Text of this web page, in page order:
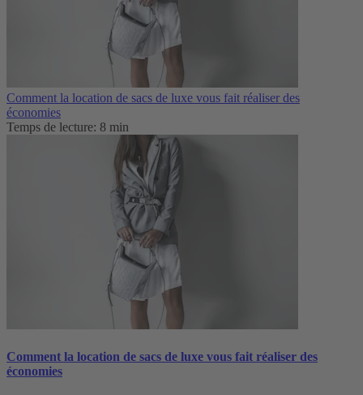
Comment la location de sacs de luxe vous fait réaliser des
économies
Temps de lecture: 8 min
Comment la location de sacs de luxe vous fait réaliser des
économies